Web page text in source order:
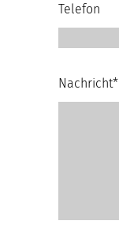
Telefon
Nachricht*